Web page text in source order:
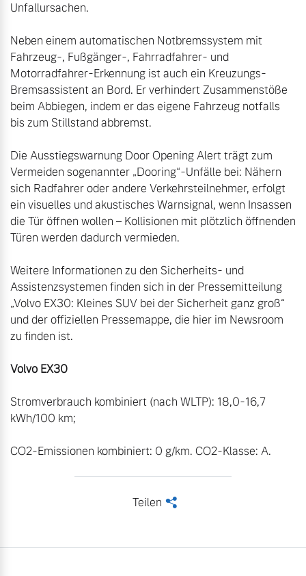
Unfallursachen.
Neben einem automatischen Notbremssystem mit
Fahrzeug-, Fußgänger-, Fahrradfahrer- und
Motorradfahrer-Erkennung ist auch ein Kreuzungs-
Bremsassistent an Bord. Er verhindert Zusammenstöße
beim Abbiegen, indem er das eigene Fahrzeug notfalls
bis zum Stillstand abbremst.
Die Ausstiegswarnung Door Opening Alert trägt zum
Vermeiden sogenannter „Dooring“-Unfälle bei: Nähern
sich Radfahrer oder andere Verkehrsteilnehmer, erfolgt
ein visuelles und akustisches Warnsignal, wenn Insassen
die Tür öffnen wollen – Kollisionen mit plötzlich öffnenden
Türen werden dadurch vermieden.
Weitere Informationen zu den Sicherheits- und
Assistenzsystemen finden sich in der Pressemitteilung
„Volvo EX30: Kleines SUV bei der Sicherheit ganz groß“
und der offiziellen Pressemappe, die hier im Newsroom
zu finden ist.
Volvo EX30
Stromverbrauch kombiniert (nach WLTP): 18,0-16,7
kWh/100 km;
CO2-Emissionen kombiniert: 0 g/km. CO2-Klasse: A.
Teilen <